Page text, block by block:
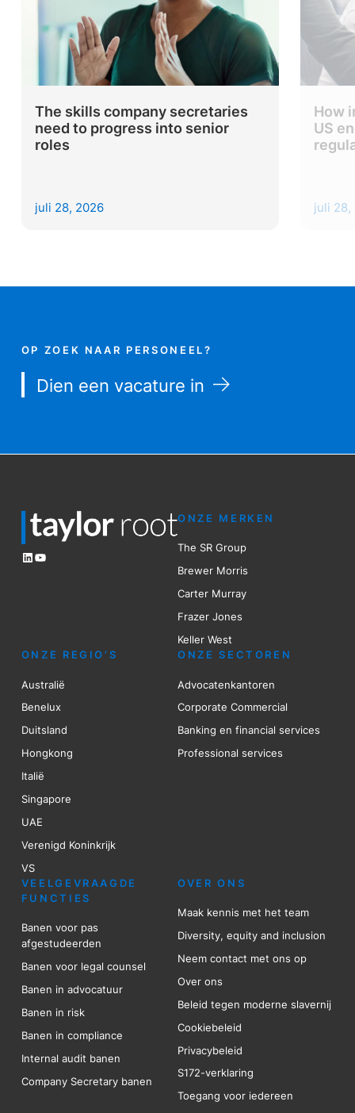
The skills company secretaries
need to progress into senior
roles
juli 28, 2026
How
US
juli 28,
OP ZOEK NAAR PERSONEEL?
Dien een vacature in
LinkedIn
YouTube
ONZE MERKEN
The SR Group
Brewer Morris
Carter Murray
Frazer Jones
Keller West
ONZE REGIO’S
Australië
Benelux
Duitsland
Hongkong
Italië
Singapore
UAE
Verenigd Koninkrijk
VS
ONZE SECTOREN
Advocatenkantoren
Corporate Commercial
Banking en financial services
Professional services
VEELGEVRAAGDE
FUNCTIES
Banen voor pas
afgestudeerden
Banen voor legal counsel
Banen in advocatuur
Banen in risk
Banen in compliance
Internal audit banen
Company Secretary banen
OVER ONS
Maak kennis met het team
Diversity, equity and inclusion
Neem contact met ons op
Over ons
Beleid tegen moderne slavernij
Cookiebeleid
Privacybeleid
S172-verklaring
Toegang voor iedereen